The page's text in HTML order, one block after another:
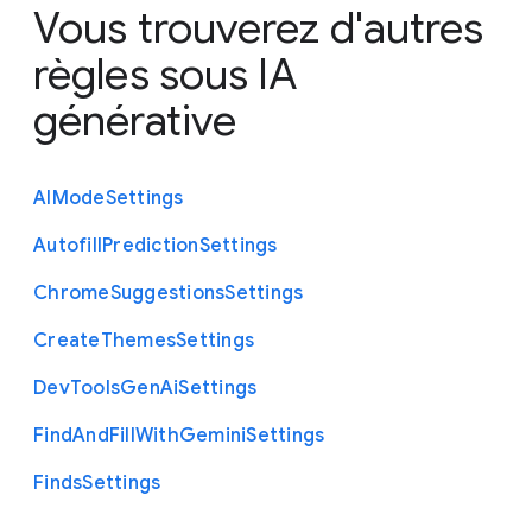
Vous trouverez d'autres
règles sous IA
générative
AIModeSettings
AutofillPredictionSettings
ChromeSuggestionsSettings
CreateThemesSettings
DevToolsGenAiSettings
FindAndFillWithGeminiSettings
FindsSettings